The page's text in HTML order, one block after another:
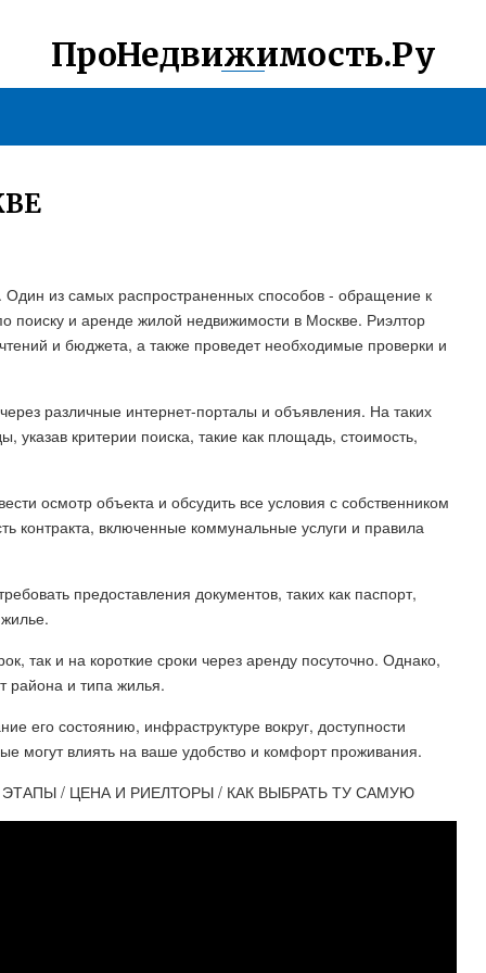
ПроНедвижимость.Ру
из самых распространенных способов - обращение к
поиску и аренде жилой недвижимости в Москве. Риэлтор
и бюджета, а также проведет необходимые проверки и
различные интернет-порталы и объявления. На таких
критерии поиска, такие как площадь, стоимость,
осмотр объекта и обсудить все условия с собственником
контракта, включенные коммунальные услуги и правила
предоставления документов, таких как паспорт,
так и на короткие сроки через аренду посуточно. Однако,
района и типа жилья.
его состоянию, инфраструктуре вокруг, доступности
могут влиять на ваше удобство и комфорт проживания.
/ ЦЕНА И РИЕЛТОРЫ / КАК ВЫБРАТЬ ТУ САМУЮ